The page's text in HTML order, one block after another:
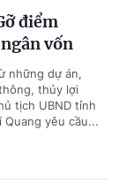
điểm
vốn
những dự án,
thủy lợi
tịch UBND tỉnh
Quang yêu cầu...